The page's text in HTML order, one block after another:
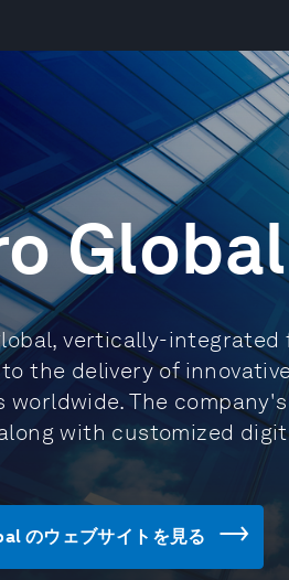
Global
vertically-
the delivery of
worldwide. The
with customized
のウェブサイトを見る